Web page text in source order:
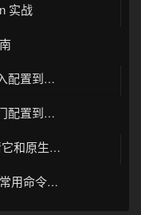
实战
缓存实践
缓存实战
别与应用场景
令详解）